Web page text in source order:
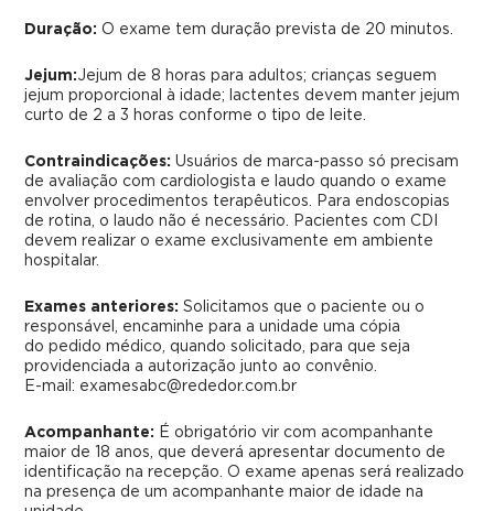
Duração:O exame tem duração prevista de 20 minutos.
Jejum:Jejum de 8 horas para adultos; crianças seguem
jejum proporcional à idade; lactentes devem manter jejum
curto de 2 a 3 horas conforme o tipo de leite.
Contraindicações:Usuários de marca-passo só precisam
de avaliação com cardiologista e laudo quando o exame
envolver procedimentos terapêuticos. Para endoscopias
de rotina, o laudo não é necessário. Pacientes com CDI
devem realizar o exame exclusivamente em ambiente
hospitalar.
Exames anteriores: Solicitamos que o paciente ou o
responsável, encaminhe para a unidade uma cópia
do pedido médico, quando solicitado, para que seja
providenciada a autorização junto ao convênio.
E-mail: examesabc@rededor.com.br
Acompanhante: É obrigatório vir com acompanhante
maior de 18 anos, que deverá apresentar documento de
identificação na recepção. O exame apenas será realizado
na presença de um acompanhante maior de idade na